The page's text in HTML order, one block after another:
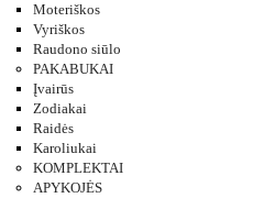
Moteriškos
Vyriškos
Raudono siūlo
PAKABUKAI
Įvairūs
Zodiakai
Raidės
Karoliukai
KOMPLEKTAI
APYKOJĖS